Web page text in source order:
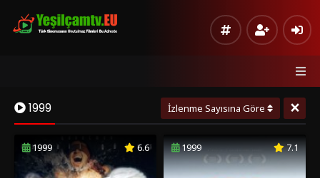
1999 İzlenme Sayısına Göre ×
1999 6.6 1999 7.1